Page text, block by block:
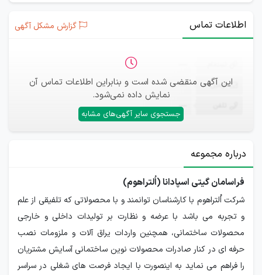
اطلاعات تماس گزارش مشکل آگهی
این آگهی منقضی شده است و بنابراین اطلاعات تماس آن
نمایش داده نمی‌شود.
جستجوی سایر آگهی‌های مشابه
ایمیل —
—
درباره مجموعه
فراسامان گیتی اسپادانا (اُلتراهوم)
شرکت اُلتراهوم با کارشناسان توانمند و با محصولاتی که تلفیقی از علم
و تجربه می باشد با عرضه و نظارت بر تولیدات داخلی و خارجی
محصولات ساختمانی، همچنین واردات یراق آلات و ملزومات نصب
حرفه ای در کنار صادرات محصولات نوین ساختمانی آسایش مشتریان
را فراهم می نماید به اینصورت با ایجاد فرصت های شغلی در سراسر